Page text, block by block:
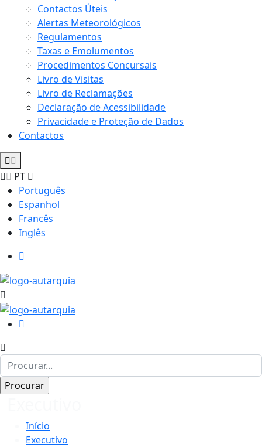
Contactos Úteis
Alertas Meteorológicos
Regulamentos
Taxas e Emolumentos
Procedimentos Concursais
Livro de Visitas
Livro de Reclamações
Declaração de Acessibilidade
Privacidade e Proteção de Dados
Contactos
PT
Português
Espanhol
Francês
Inglês
Início
Executivo